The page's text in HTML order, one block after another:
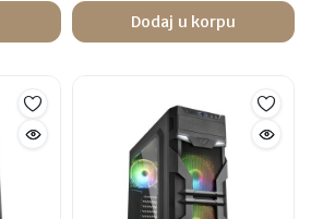
Dodaj u korpu